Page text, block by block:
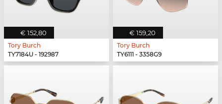
€ 152,80
Tory Burch
TY7184U - 192987
€ 159,20
Tory Burch
TY6111 - 3358G9